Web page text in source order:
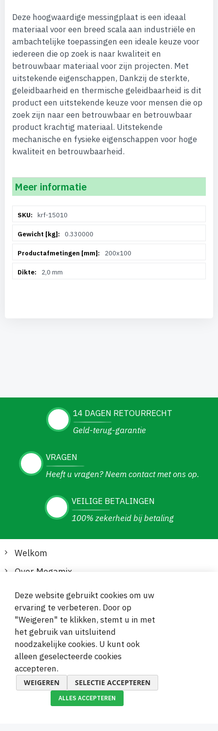
Deze hoogwaardige messingplaat is een ideaal
materiaal voor een breed scala aan industriële en
ambachtelijke toepassingen een ideale keuze voor
iedereen die op zoek is naar kwaliteit en
betrouwbaar materiaal voor zijn projecten. Met
uitstekende eigenschappen, Dankzij de sterkte,
geleidbaarheid en thermische geleidbaarheid is dit
product een uitstekende keuze voor mensen die op
zoek zijn naar een betrouwbaar en betrouwbaar
product krachtig materiaal. Uitstekende
mechanische en fysieke eigenschappen voor hoge
kwaliteit en betrouwbaarheid.
Meer informatie
informatiekrf-15010
0.330000
200x100
2,0 mm
14 DAGEN RETOURRECHT
Geld-terug-garantie
VRAGEN
Heeft u vragen? Neem contact met ons op.
VEILIGE BETALINGEN
100% zekerheid bij betaling
Welkom
Over Megamix
Informatie
Klantenservice
Veilige en gemakkelijke betalingen
Deze website gebruikt cookies om uw
ervaring te verbeteren. Door op
"Weigeren" te klikken, stemt u in met
het gebruik van uitsluitend
noodzakelijke cookies. U kunt ook
alleen geselecteerde cookies
accepteren.
WEIGEREN SELECTIE ACCEPTEREN
ALLES ACCEPTEREN